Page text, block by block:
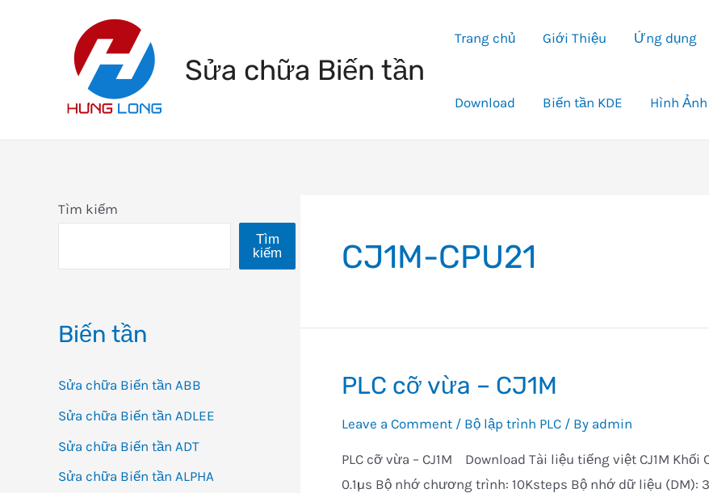
Sửa chữa Biến tần
Trang chủ Giới Thiệu Ứng dụng
Download Biến tần KDE Hình Ảnh
Tìm kiếm
Tìm
kiếm
Biến tần
Sửa chữa Biến tần ABB
Sửa chữa Biến tần ADLEE
Sửa chữa Biến tần ADT
Sửa chữa Biến tần ALPHA
CJ1M-CPU21
PLC cỡ vừa – CJ1M
Leave a Comment / Bộ lập trình PLC / By admin
PLC cỡ vừa – CJ1M Download Tài liệu tiếng việt CJ1M Khối
0.1µs Bộ nhớ chương trình: 10Ksteps Bộ nhớ dữ liệu